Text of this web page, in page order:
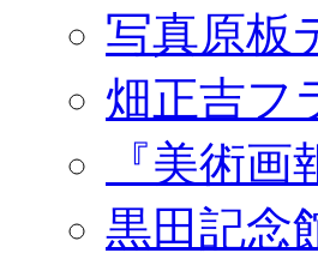
写真原板
畑正吉フ
『美術
黒田記念